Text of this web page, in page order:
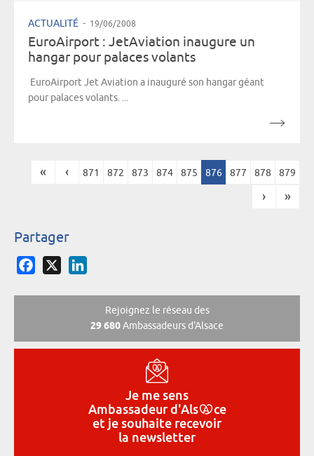
ACTUALITÉ - 19/06/2008
EuroAirport : JetAviation inaugure un
hangar pour palaces volants
EuroAirport Jet Aviation a inauguré son hangar géant
pour palaces volants. ...
« ‹ 871 872 873 874 875 876 877 878 879
› »
Partager
Facebook
Rejoignez le réseau des
29 680Ambassadeurs d'Alsace
Je me sens
Ambassadeurd'Als
ce
et je souhaite recevoir
la newsletter